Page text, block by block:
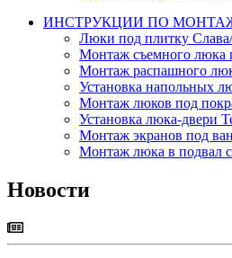
ИНСТРУКЦИИ ПО
Люки под плитку Слава/
Монтаж съемного люка
Монтаж распашного
Установка напольных
Монтаж люков под
Установка люка-двери
Монтаж экранов под
Монтаж люка в подвал
Новости